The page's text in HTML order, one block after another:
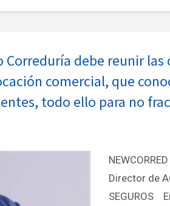
debe reunir las
comercial, que
todo ello para no
Director de
SEGUROS